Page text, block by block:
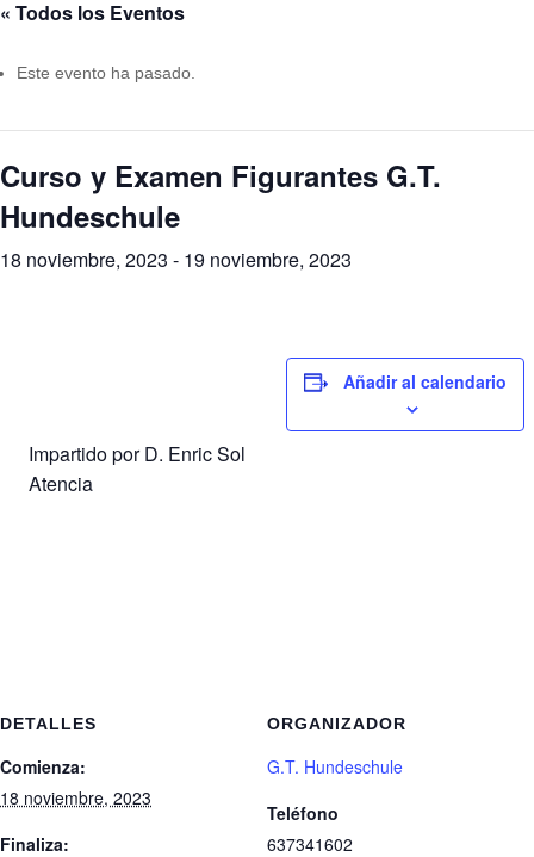
« Todos los Eventos
Este evento ha pasado.
Curso y Examen Figurantes G.T.
Hundeschule
18 noviembre, 2023 - 19 noviembre, 2023
Impartido por D. Enric Sol
Atencia
Añadir al calendario
DETALLES
Comienza:
18 noviembre, 2023
Finaliza:
ORGANIZADOR
G.T. Hundeschule
Teléfono
637341602